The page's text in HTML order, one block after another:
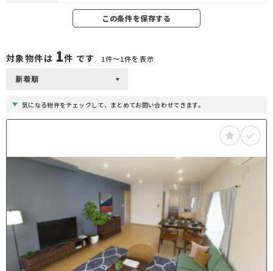
この条件を保存する
対象物件は 1件 です 1件〜1件を表示
気になる物件をチェックして、まとめてお問い合わせできます。